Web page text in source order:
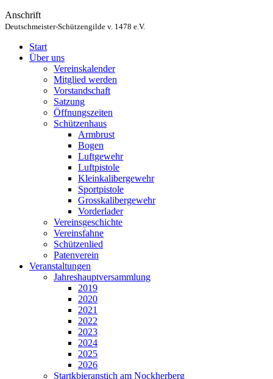
Anschrift
Deutschmeister-Schützengilde v. 1478 e.V.
Start
Über uns
Vereinskalender
Mitglied werden
Vorstandschaft
Satzung
Öffnungszeiten
Schützenhaus
Armbrust
Bogen
Luftgewehr
Luftpistole
Kleinkalibergewehr
Sportpistole
Grosskalibergewehr
Vorderlader
Vereinsgeschichte
Vereinsfahne
Schützenlied
Patenverein
Veranstaltungen
Jahreshauptversammlung
2019
2020
2021
2022
2023
2024
2025
2026
Startkbieranstich am Nockherberg